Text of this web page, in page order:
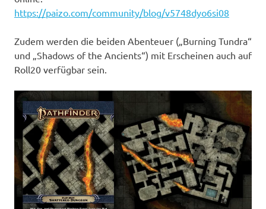
https://paizo.com/community/blog/v5748dyo6si08
Zudem werden die beiden Abenteuer („Burning Tundra“
und „Shadows of the Ancients“) mit Erscheinen auch auf
Roll20 verfügbar sein.